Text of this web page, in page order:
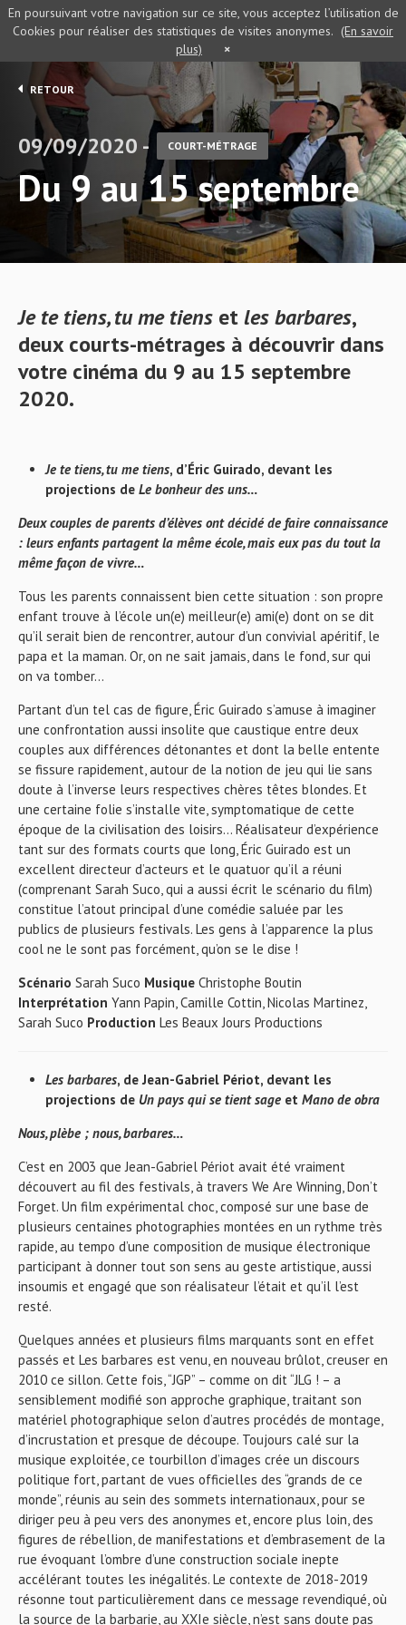
RETOUR
09/09/2020 - COURT-MÉTRAGE
Du 9 au 15 septembre
Je te tiens, tu me tiens etles barbares,
deux courts-métrages à découvrir dans
votre cinéma du 9 au 15 septembre
2020.
Je te tiens, tu me tiens, d’Éric Guirado, devant les
projections de Le bonheur des uns…
Deux couples de parents d’élèves ont décidé de faire connaissance
: leurs enfants partagent la même école, mais eux pas du tout la
même façon de vivre…
Tous les parents connaissent bien cette situation : son propre
enfant trouve à l’école un(e) meilleur(e) ami(e) dont on se dit
qu’il serait bien de rencontrer, autour d’un convivial apéritif, le
papa et la maman. Or, on ne sait jamais, dans le fond, sur qui
on va tomber…
Partant d’un tel cas de figure, Éric Guirado s’amuse à imaginer
une confrontation aussi insolite que caustique entre deux
couples aux différences détonantes et dont la belle entente
se fissure rapidement, autour de la notion de jeu qui lie sans
doute à l’inverse leurs respectives chères têtes blondes. Et
une certaine folie s’installe vite, symptomatique de cette
époque de la civilisation des loisirs… Réalisateur d’expérience
tant sur des formats courts que long, Éric Guirado est un
excellent directeur d’acteurs et le quatuor qu’il a réuni
(comprenant Sarah Suco, qui a aussi écrit le scénario du film)
constitue l’atout principal d’une comédie saluée par les
publics de plusieurs festivals. Les gens à l’apparence la plus
cool ne le sont pas forcément, qu’on se le dise !
Scénario Sarah Suco Musique Christophe Boutin
Interprétation Yann Papin, Camille Cottin, Nicolas Martinez,
Sarah Suco Production Les Beaux Jours Productions
Les barbares, de Jean-Gabriel Périot, devant les
projections de Un pays qui se tient sage et Mano de obra
Nous, plèbe ; nous, barbares…
C’est en 2003 que Jean-Gabriel Périot avait été vraiment
découvert au fil des festivals, à travers We Are Winning, Don’t
Forget. Un film expérimental choc, composé sur une base de
plusieurs centaines photographies montées en un rythme très
rapide, au tempo d’une composition de musique électronique
participant à donner tout son sens au geste artistique, aussi
insoumis et engagé que son réalisateur l’était et qu’il l’est
resté.
Quelques années et plusieurs films marquants sont en effet
passés et Les barbares est venu, en nouveau brûlot, creuser en
2010 ce sillon. Cette fois, “JGP” – comme on dit “JLG ! – a
sensiblement modifié son approche graphique, traitant son
matériel photographique selon d’autres procédés de montage,
d’incrustation et presque de découpe. Toujours calé sur la
musique exploitée, ce tourbillon d’images crée un discours
politique fort, partant de vues officielles des “grands de ce
monde”, réunis au sein des sommets internationaux, pour se
diriger peu à peu vers des anonymes et, encore plus loin, des
figures de rébellion, de manifestations et d’embrasement de la
rue évoquant l’ombre d’une construction sociale inepte
accélérant toutes les inégalités. Le contexte de 2018-2019
résonne tout particulièrement dans ce message revendiqué, où
la source de la barbarie, au XXIe siècle, n’est sans doute pas
En poursuivant votre navigation sur ce site, vous acceptez l’utilisation de
Cookies pour réaliser des statistiques de visites anonymes. (En savoir
plus)
×